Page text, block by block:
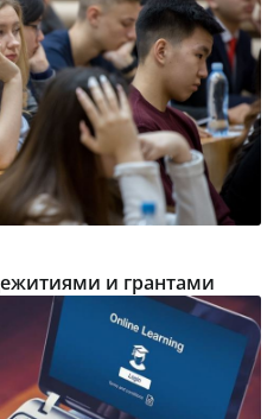
и грантами